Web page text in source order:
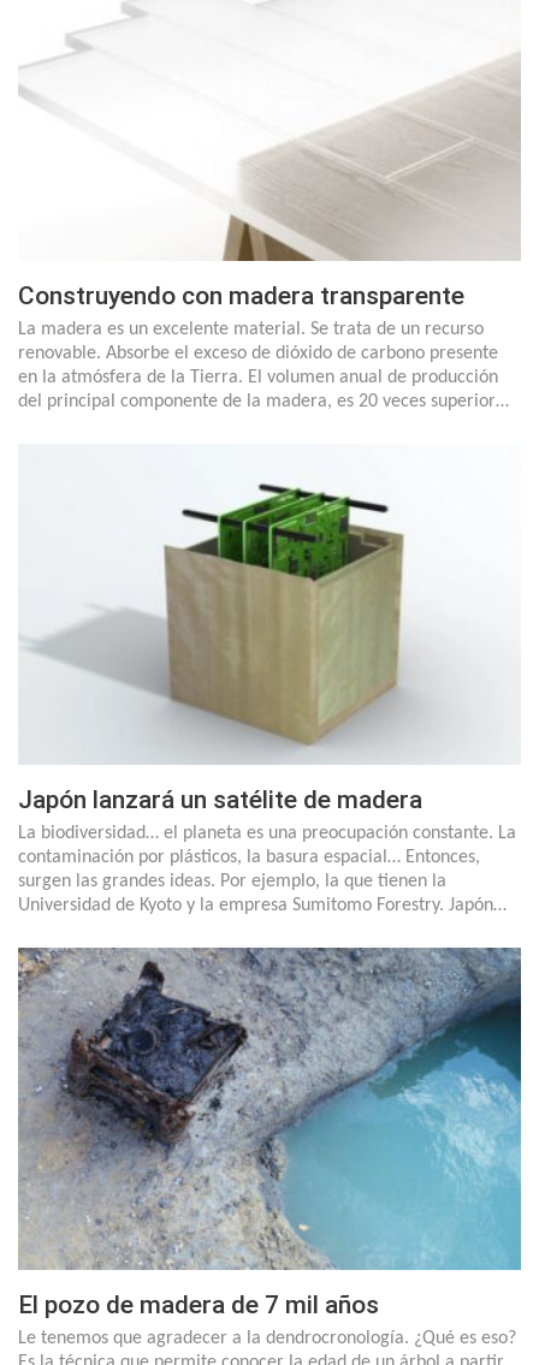
Construyendo con madera transparente
La madera es un excelente material. Se trata de un recurso
renovable. Absorbe el exceso de dióxido de carbono presente
en la atmósfera de la Tierra. El volumen anual de producción
del principal componente de la madera, es 20 veces superior…
Japón lanzará un satélite de madera
La biodiversidad… el planeta es una preocupación constante. La
contaminación por plásticos, la basura espacial… Entonces,
surgen las grandes ideas. Por ejemplo, la que tienen la
Universidad de Kyoto y la empresa Sumitomo Forestry. Japón…
El pozo de madera de 7 mil años
Le tenemos que agradecer a la dendrocronología. ¿Qué es eso?